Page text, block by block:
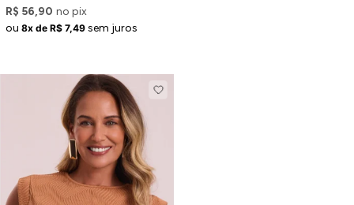
R$ 56,90 no pix
ou 8x de R$ 7,49 sem juros